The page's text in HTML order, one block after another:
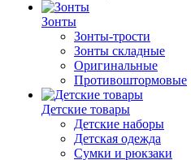
Зонты
Зонты-трости
Зонты складные
Оригинальные
Противоштормовые
Детские товары
Детские наборы
Детская одежда
Сумки и рюкзаки